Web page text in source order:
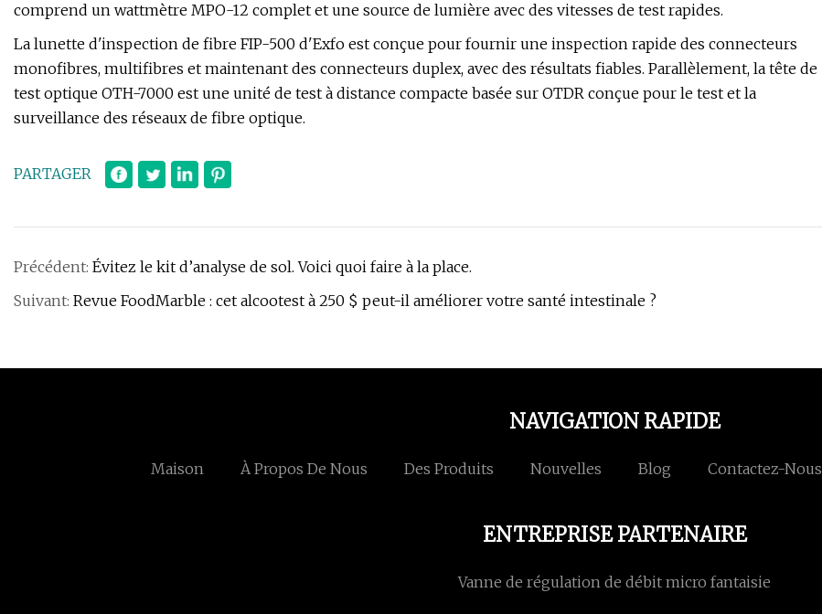
comprend un wattmètre MPO-12 complet et une source de lumière avec des vitesses de test rapides.
La lunette d'inspection de fibre FIP-500 d'Exfo est conçue pour fournir une inspection rapide des connecteurs
monofibres, multifibres et maintenant des connecteurs duplex, avec des résultats fiables. Parallèlement, la tête de
test optique OTH-7000 est une unité de test à distance compacte basée sur OTDR conçue pour le test et la
surveillance des réseaux de fibre optique.
PARTAGER
Précédent: Évitez le kit d’analyse de sol. Voici quoi faire à la place.
Suivant: Revue FoodMarble : cet alcootest à 250 $ peut-il améliorer votre santé intestinale ?
NAVIGATION RAPIDE
Maison À Propos De Nous Des Produits Nouvelles Blog Contactez-Nous
ENTREPRISE PARTENAIRE
Vanne de régulation de débit micro fantaisie